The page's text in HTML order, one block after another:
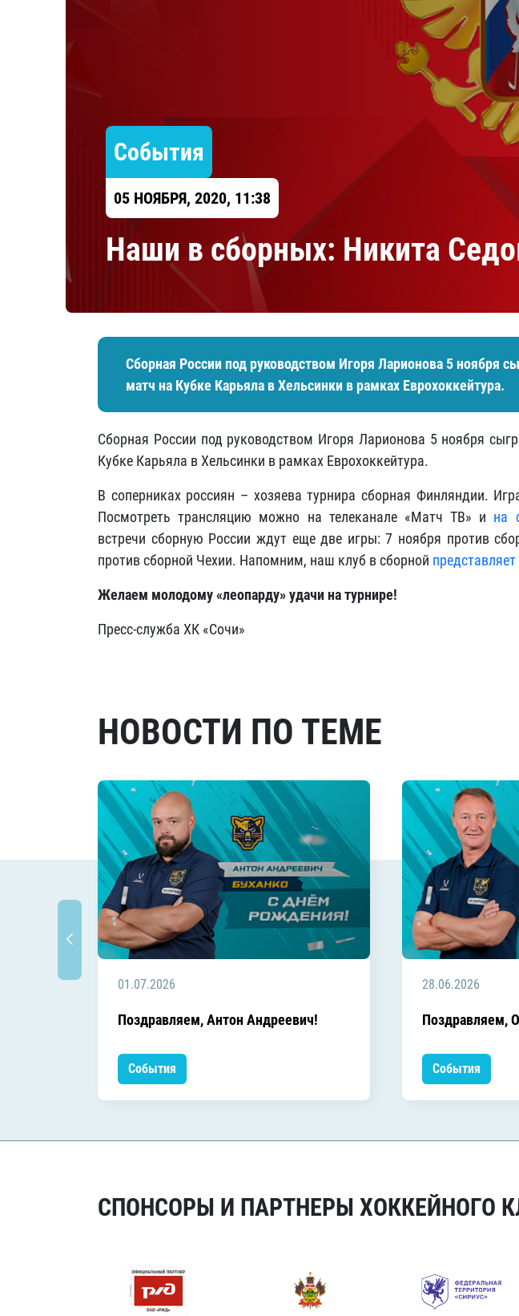
Барыс
Салават Юлаев
Сибирь
События
05 НОЯБРЯ, 2020, 11:38
​Наши в сборных: Никита
Сборная России под руководством Игоря Ларионова 5 ноября
матч на Кубке Карьяла в Хельсинки в рамках Еврохоккейтура.
Сборная России под руководством Игоря Ларионова 5 ноября
Кубке Карьяла в Хельсинки в рамках Еврохоккейтура.
В соперниках россиян – хозяева турнира сборная Финляндии.
Посмотреть трансляцию можно на телеканале «Матч ТВ» и на
встречи сборную России ждут еще две игры: 7 ноября против
против сборной Чехии. Напомним, наш клуб в сборной представляет
Желаем молодому «леопарду» удачи на турнире!
Пресс-служба ХК «Сочи»
НОВОСТИ ПО ТЕМЕ
01.07.2026
Поздравляем, Антон Андреевич!
События
28.06.2026
Поздравляем,
События
СПОНСОРЫ И ПАРТНЕРЫ ХОККЕЙНОГО